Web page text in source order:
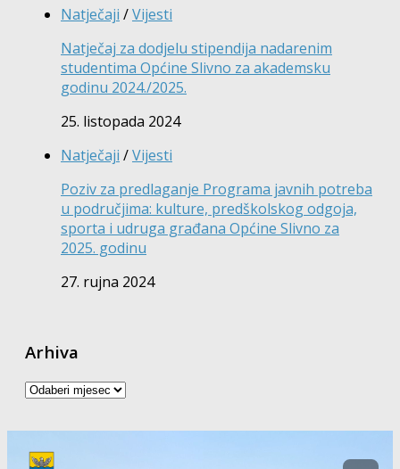
Natječaji /Vijesti
Natječaj za dodjelu stipendija nadarenim
studentima Općine Slivno za akademsku
godinu 2024./2025.
25. listopada 2024
Natječaji /Vijesti
Poziv za predlaganje Programa javnih potreba
u područjima: kulture, predškolskog odgoja,
sporta i udruga građana Općine Slivno za
2025. godinu
27. rujna 2024
Arhiva
Arhiva